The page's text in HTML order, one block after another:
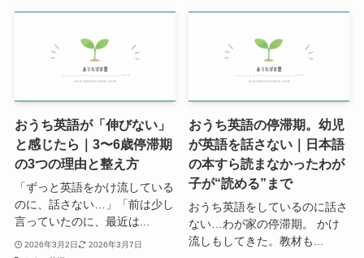
おうち英語が「伸びない」
と感じたら｜3〜6歳停滞期
の3つの理由と整え方
「ずっと英語をかけ流している
のに、話さない…」「前は少し
言っていたのに、最近は...
2026年3月2日
2026年3月7日
おうち英語の停滞期。幼児
が英語を話さない｜日本語
の本すら読まなかったわが
子が“読める”まで
おうち英語をしているのに話さ
ない…わが家の停滞期。 かけ
流しもしてきた。教材も...